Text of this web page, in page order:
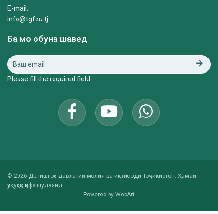
E-mail:
info@tgfeu.tj
Ба мо обуна шавед
Please fill the required field.
© 2026 Донишгоҳи давлатии молия ва иқтисоди Тоҷикистон. Ҳамаи
ҳуқуқҳо ҳифз шудаанд.
Powered by WebArt